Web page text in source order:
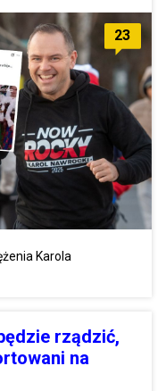
23
Karola
rządzić,
na